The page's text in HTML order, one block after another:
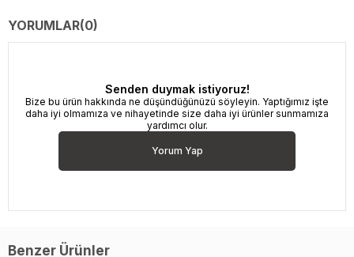
YORUMLAR(0)
Senden duymak istiyoruz!
Bize bu ürün hakkında ne düşündüğünüzü söyleyin. Yaptığımız işte
daha iyi olmamıza ve nihayetinde size daha iyi ürünler sunmamıza
yardımcı olur.
Yorum Yap
Benzer Ürünler